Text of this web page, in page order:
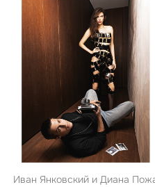
Иван Янковский и Диана